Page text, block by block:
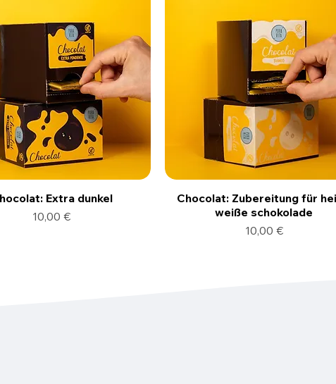
Extra dunkel
Preis
10,00 €
Chocolat: Zubereitung für
weiße schokolade
Preis
10,00 €